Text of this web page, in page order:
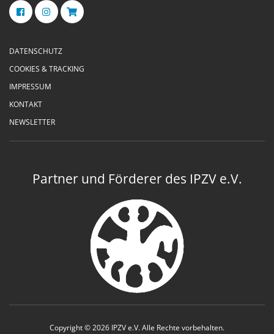
DATENSCHUTZ
COOKIES & TRACKING
IMPRESSUM
KONTAKT
NEWSLETTER
Partner und Förderer des IPZV e.V.
Copyright © 2026 IPZV e.V. Alle Rechte vorbehalten.